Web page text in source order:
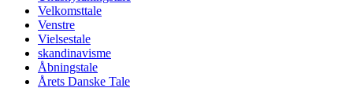
Velkomsttale
Venstre
Vielsestale
skandinavisme
Åbningstale
Årets Danske Tale